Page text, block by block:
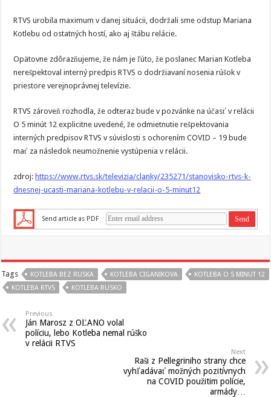
RTVS urobila maximum v danej situácii, dodržali sme odstup Mariana
Kotlebu od ostatných hostí, ako aj štábu relácie.
Opätovne zdôrazňujeme, že nám je ľúto, že poslanec Marian Kotleba
nerešpektoval interný predpis RTVS o dodržiavaní nosenia rúšok v
priestore verejnoprávnej televízie.
RTVS zároveň rozhodla, že odteraz bude v pozvánke na účasť v relácii
O 5 minút 12 explicitne uvedené, že odmietnutie rešpektovania
interných predpisov RTVS v súvislosti s ochorením COVID – 19 bude
mať za následok neumožnenie vystúpenia v relácii.
zdroj: https://www.rtvs.sk/televizia/clanky/235271/stanovisko-rtvs-k-
dnesnej-ucasti-mariana-kotlebu-v-relacii-o-5-minut12
Send article as PDF
Tags KOTLEBA BEZ RUSKA KOTLEBA CIGANIKOVA
KOTLEBA O 5 MINUT 12
KOTLEBA RTVS
KOTLEBA RUSKO
Previous
Ján Marosz z OĽANO volal
políciu, lebo Kotleba nemal rúško
v relácii RTVS
Next
Raši z Pellegriniho strany chce
vyhľadávať možných pozitívnych
na COVID použitim polície,
armády…